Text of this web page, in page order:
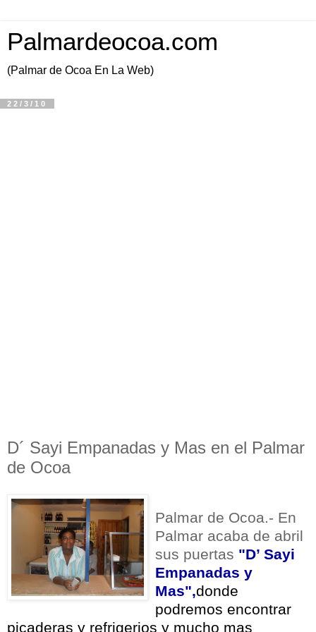
Palmardeocoa.com
(Palmar de Ocoa En La Web)
22/3/10
D´ Sayi Empanadas y Mas en el Palmar
de Ocoa
Palmar de Ocoa.- En
Palmar acaba de abril
sus puertas "D’ Sayi
Empanadas y
Mas",donde
podremos encontrar
picaderas y refrigerios y mucho mas